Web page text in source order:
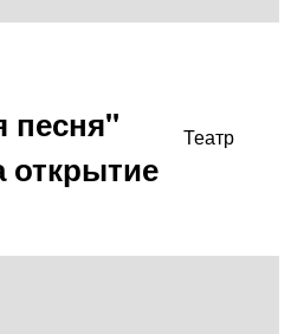
песня"
открытие
Театр